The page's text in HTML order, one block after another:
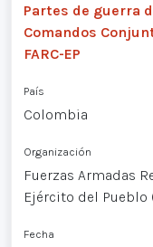
Partes de guerra
Comandos
FARC-EP
País
Colombia
Organización
Fuerzas Armadas
Ejército del Pueblo
Fecha